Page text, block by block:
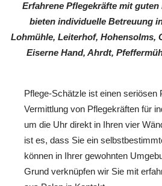
Erfahrene Pflegekräfte mit
bieten individuelle Betreuung
Lohmühle, Leiterhof, Hohensolms,
Eiserne Hand, Ahrdt,
Pflege-Schätzle ist einen seriösen
Vermittlung von Pflegekräften für
um die Uhr direkt in Ihren vier
ist es, dass Sie ein
können in Ihrer gewohnten
Grund verknüpfen wir Sie mit